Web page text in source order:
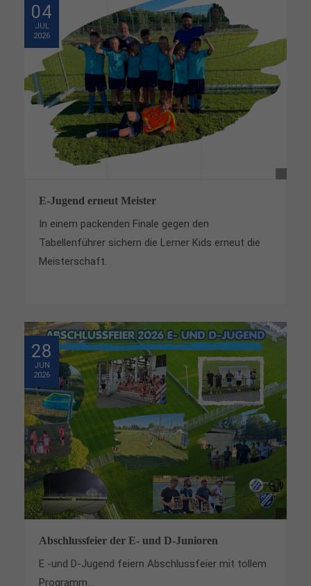
04
JUL
2026
E-Jugend erneut Meister
In einem packenden Finale gegen den
Tabellenführer sichern die Lerner Kids erneut die
Meisterschaft.
28
JUN
2026
Abschlussfeier der E- und D-Junioren
E -und D-Jugend feiern Abschlussfeier mit tollem
Programm...